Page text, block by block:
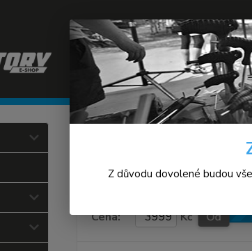
Silniční
Cena: Kč Od
Z důvodu dovolené budou